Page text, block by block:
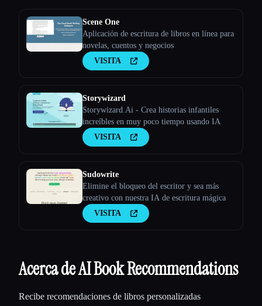
Scene One
Aplicación de escritura de libros en línea para
novelas, cuentos y negocios
VISITA
Storywizard
Storywizard.Ai - Crea historias infantiles
increíbles en muy poco tiempo usando IA
VISITA
Sudowrite
Elimine el bloqueo del escritor y sea más
creativo con nuestra IA de escritura mágica
VISITA
Acerca de AI Book Recommendations
Recibe recomendaciones de libros personalizadas